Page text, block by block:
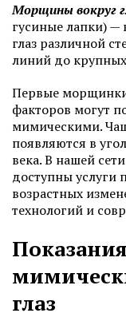
Морщины вокруг
гусиные лапки) —
глаз различной
линий до
Первые морщинки
факторов могут
мимическими.
появляются в
века. В нашей
доступны услуги
возрастных
технологий и
глаз